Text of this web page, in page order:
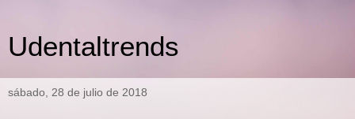
Udentaltrends
sábado, 28 de julio de 2018